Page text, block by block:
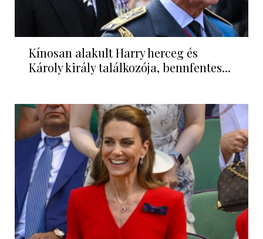
Kínosan alakult Harry herceg és
Károly király találkozója, bennfentes...